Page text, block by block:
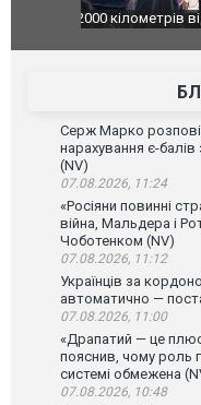
В Таїланді
постраждали.
Серж Марко
нарахування є-
(NV)
07.08.2026, 11:24
«Росіяни повинні
війна, Мальдера і
Чоботенком (NV)
07.08.2026, 11:12
Українців за
автоматично —
07.08.2026, 11:00
«Драпатий — це
пояснив, чому роль
системі обмежена
07.08.2026, 10:48